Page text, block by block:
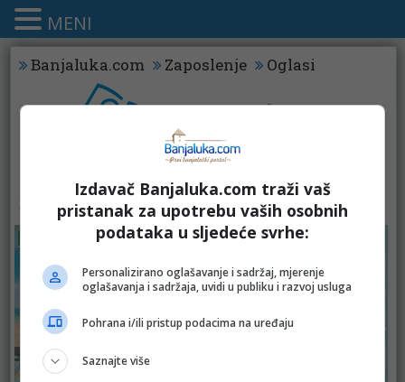
Banjaluka.com Zaposlenje Oglasi
KATALOZI - OPREMA ZA PLAŽU
MENI
Izdavač Banjaluka.com traži vaš
pristanak za upotrebu vaših osobnih
podataka u sljedeće svrhe:
Personalizirano oglašavanje i sadržaj, mjerenje
oglašavanja i sadržaja, uvidi u publiku i razvoj usluga
Pohrana i/ili pristup podacima na uređaju
Saznajte više